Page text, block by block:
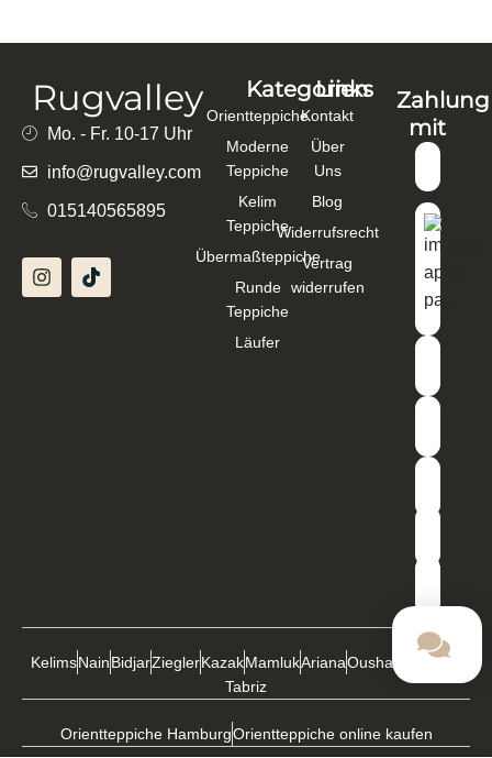
Rugvalley
Mo. - Fr. 10-17 Uhr
info@rugvalley.com
015140565895
Kategorien
Orientteppiche
Moderne
Teppiche
Kelim
Teppiche
Übermaßteppiche
Runde
Teppiche
Läufer
Links
Kontakt
Über
Uns
Blog
Widerrufsrecht
Vertrag
widerrufen
Zahlung
mit
KelimsNainBidjarZieglerKazakMamlukArianaOushak
Buchara
Tabriz
Orientteppiche HamburgOrientteppiche online kaufen